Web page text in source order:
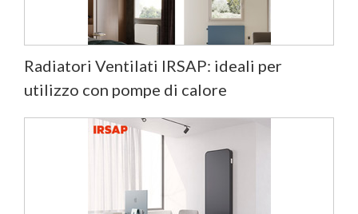
Radiatori Ventilati IRSAP: ideali per
utilizzo con pompe di calore